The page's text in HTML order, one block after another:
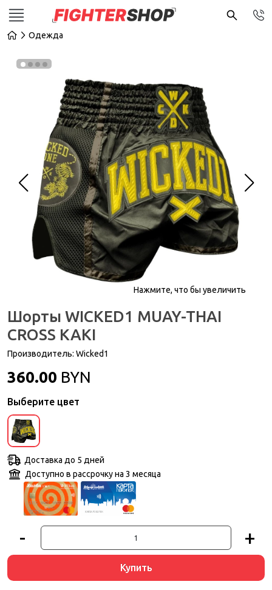
Одежда
Нажмите, что бы увеличить
Шорты WICKED1 MUAY-THAI
CROSS KAKI
Производитель: Wicked1
360.00 BYN
Выберите цвет
Доставка до 5 дней
Доступно в рассрочку на 3 месяца
- +
Купить